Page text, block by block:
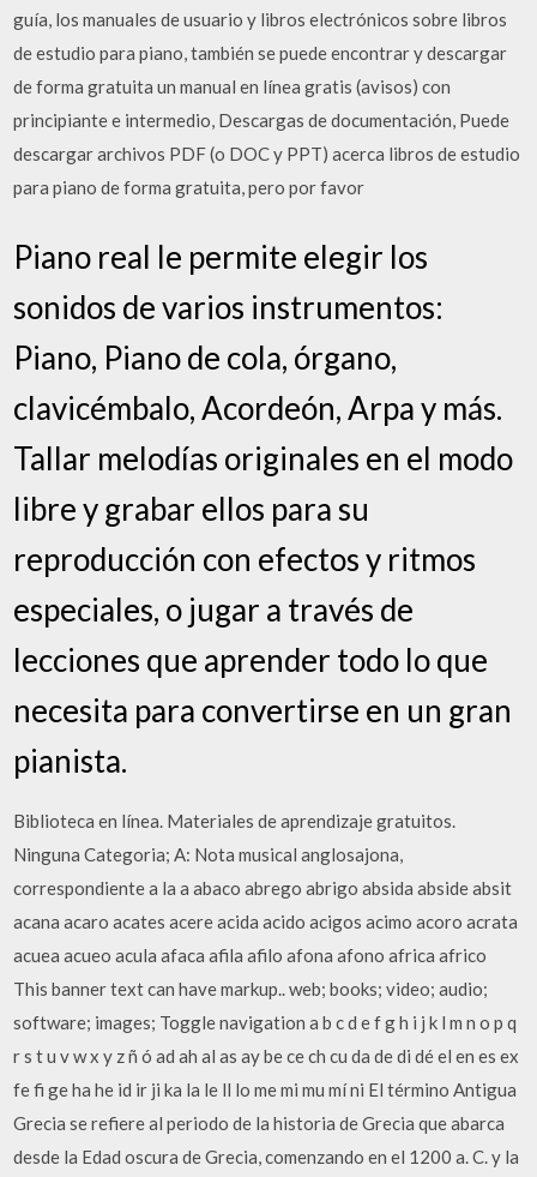
guía, los manuales de usuario y libros electrónicos sobre libros
de estudio para piano, también se puede encontrar y descargar
de forma gratuita un manual en línea gratis (avisos) con
principiante e intermedio, Descargas de documentación, Puede
descargar archivos PDF (o DOC y PPT) acerca libros de estudio
para piano de forma gratuita, pero por favor
Piano real le permite elegir los
sonidos de varios instrumentos:
Piano, Piano de cola, órgano,
clavicémbalo, Acordeón, Arpa y más.
Tallar melodías originales en el modo
libre y grabar ellos para su
reproducción con efectos y ritmos
especiales, o jugar a través de
lecciones que aprender todo lo que
necesita para convertirse en un gran
pianista.
Biblioteca en línea. Materiales de aprendizaje gratuitos.
Ninguna Categoria; A: Nota musical anglosajona,
correspondiente a la a abaco abrego abrigo absida abside absit
acana acaro acates acere acida acido acigos acimo acoro acrata
acuea acueo acula afaca afila afilo afona afono africa africo
This banner text can have markup.. web; books; video; audio;
software; images; Toggle navigation a b c d e f g h i j k l m n o p q
r s t u v w x y z ñ ó ad ah al as ay be ce ch cu da de di dé el en es ex
fe fi ge ha he id ir ji ka la le ll lo me mi mu mí ni El término Antigua
Grecia se refiere al periodo de la historia de Grecia que abarca
desde la Edad oscura de Grecia, comenzando en el 1200 a. C. y la